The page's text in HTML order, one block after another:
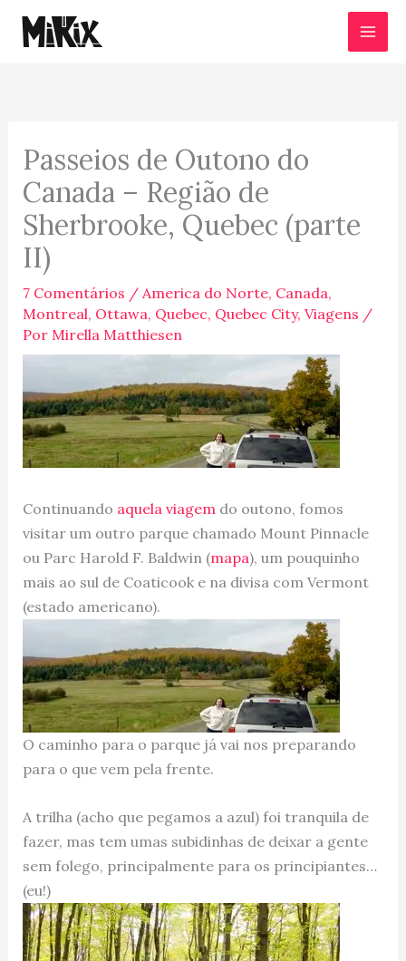
para
Passeios de Outono do
Canada – Região de
Sherbrooke, Quebec (parte
II)
7 Comentários / America do Norte, Canada,
Montreal, Ottawa, Quebec, Quebec City, Viagens /
Por Mirella Matthiesen
Continuando aquela viagemdo outono, fomos
visitar um outro parque chamado Mount Pinnacle
ou Parc Harold F. Baldwin (mapa), um pouquinho
mais ao sul de Coaticook e na divisa com Vermont
(estado americano).
O caminho para o parque já vai nos preparando
para o que vem pela frente.
A trilha (acho que pegamos a azul) foi tranquila de
fazer, mas tem umas subidinhas de deixar a gente
sem folego, principalmente para os principiantes…
(eu!)